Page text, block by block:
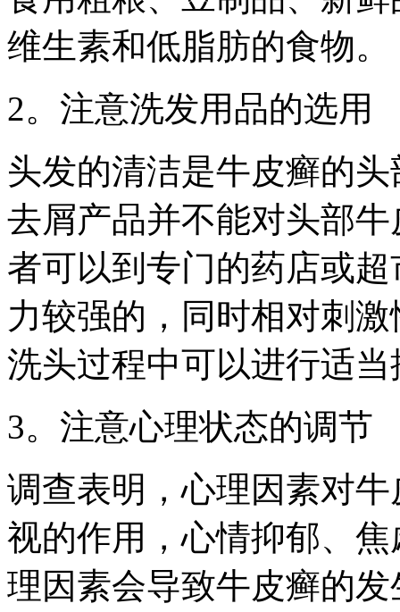
维生素和低脂肪的食物。
2。注意洗发用品的选用
头发的清洁是牛皮癣的
去屑产品并不能对头部
者可以到专门的药店或
力较强的，同时相对刺
洗头过程中可以进行适
3。注意心理状态的调节
调查表明，心理因素对
视的作用，心情抑郁、
理因素会导致牛皮癣的